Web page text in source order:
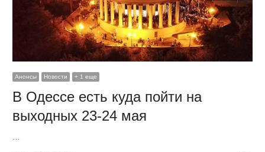
Анонсы Новости + 1 еще
В Одессе есть куда пойти на
выходных 23-24 мая
…